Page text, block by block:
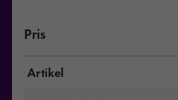
Pris
Artikel